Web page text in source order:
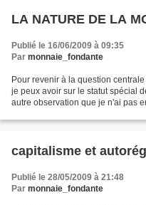
LA NATURE DE LA
Publié le 16/06/2009 à 09:35
Par monnaie_fondante
Pour revenir à la question
je peux avoir sur le statut spécial
autre observation que je n'ai pas
capitalisme et
Publié le 28/05/2009 à 21:48
Par monnaie_fondante